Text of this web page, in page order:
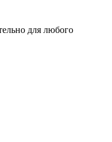
для любого